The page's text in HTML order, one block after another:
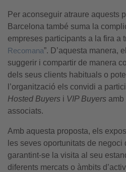
Per aconseguir atraure aquests
Barcelona també suma la
empreses participants a la fira a
Recomana”. D’aquesta manera,
suggerir i compartir de manera
dels seus clients habituals o
l’organització els convidi a
Hosted Buyers i VIP Buyers amb
associats.
Amb aquesta proposta, els
les seves oportunitats de
garantint-se la visita al seu
diferents mercats o àmbits